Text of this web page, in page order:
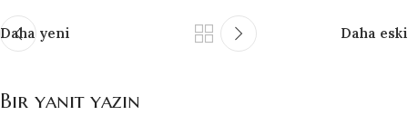
Daha yeni Daha eski
Bir yanıt yazın